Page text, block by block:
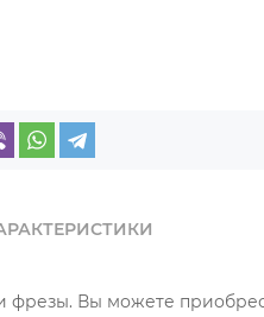
фрезы. Вы можете